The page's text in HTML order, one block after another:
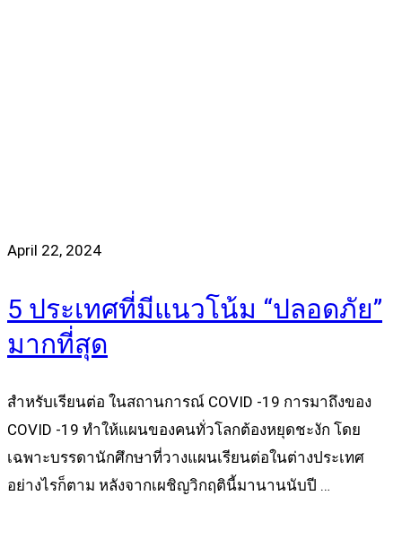
April 22, 2024
5 ประเทศที่มีแนวโน้ม “ปลอดภัย”
มากที่สุด
สำหรับเรียนต่อ ในสถานการณ์ COVID -19 การมาถึงของ
COVID -19 ทำให้แผนของคนทั่วโลกต้องหยุดชะงัก โดย
เฉพาะบรรดานักศึกษาที่วางแผนเรียนต่อในต่างประเทศ
อย่างไรก็ตาม หลังจากเผชิญวิกฤตินี้มานานนับปี …